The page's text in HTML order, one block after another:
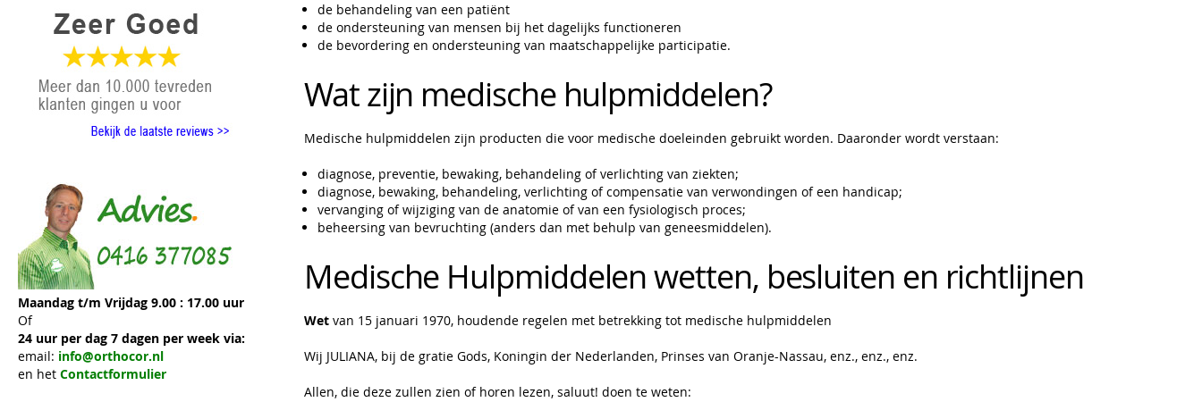
de behandeling van een patiënt
de ondersteuning van mensen bij het dagelijks functioneren
de bevordering en ondersteuning van maatschappelijke participatie.
Wat zijn medische hulpmiddelen?
Medische hulpmiddelen zijn producten die voor medische doeleinden gebruikt worden. Daaronder wordt verstaan:
diagnose, preventie, bewaking, behandeling of verlichting van ziekten;
diagnose, bewaking, behandeling, verlichting of compensatie van verwondingen of een handicap;
vervanging of wijziging van de anatomie of van een fysiologisch proces;
beheersing van bevruchting (anders dan met behulp van geneesmiddelen).
Medische Hulpmiddelen wetten, besluiten en richtlijnen
Wet van 15 januari 1970, houdende regelen met betrekking tot medische hulpmiddelen
Wij JULIANA, bij de gratie Gods, Koningin der Nederlanden, Prinses van Oranje-Nassau, enz., enz., enz.
Allen, die deze zullen zien of horen lezen, saluut! doen te weten:
Maandag t/m Vrijdag 9.00 : 17.00 uur
Of
24 uur per dag 7 dagen per week via:
email: info@orthocor.nl
en het Contactformulier